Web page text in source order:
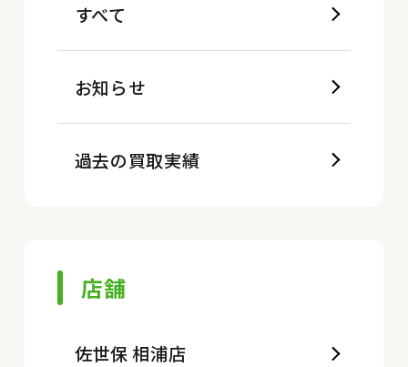
すべて
お知らせ
過去の買取実績
店舗
佐世保 相浦店